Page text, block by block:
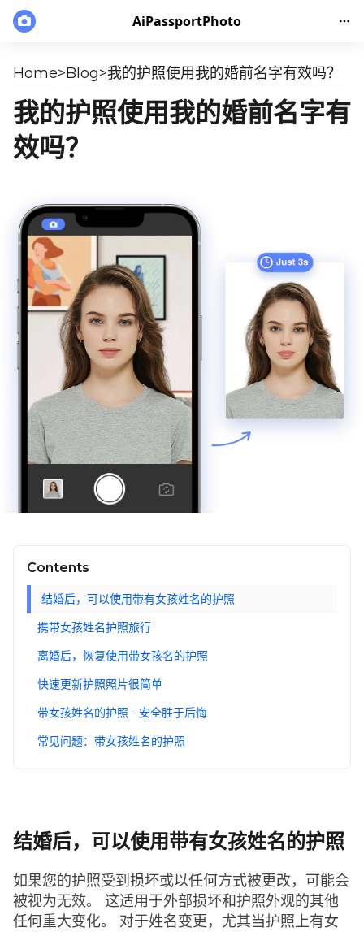
AiPassportPhoto
Home>Blog>我的护照使用我的婚前名字有效吗？
我的护照使用我的婚前名字有
效吗？
Contents
结婚后，可以使用带有女孩姓名的护照
携带女孩姓名护照旅行
离婚后，恢复使用带女孩名的护照
快速更新护照照片很简单
带女孩姓名的护照 - 安全胜于后悔
常见问题：带女孩姓名的护照
结婚后，可以使用带有女孩姓名的护照
如果您的护照受到损坏或以任何方式被更改，可能会
被视为无效。 这适用于外部损坏和护照外观的其他
任何重大变化。 对于姓名变更，尤其当护照上有女